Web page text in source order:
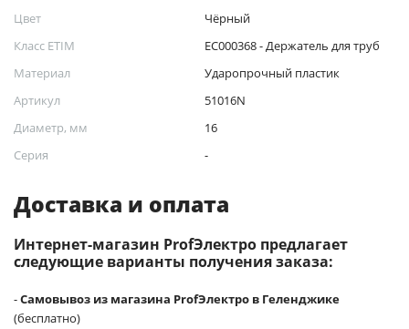
Цвет
Чёрный
Класс ETIM
EC000368 - Держатель для труб
Материал
Ударопрочный пластик
Артикул
51016N
Диаметр, мм
16
Серия
-
Доставка и оплата
Интернет-магазин ProfЭлектро предлагает
следующие варианты получения заказа:
-Самовывоз из магазина ProfЭлектро в Геленджике
(бесплатно)